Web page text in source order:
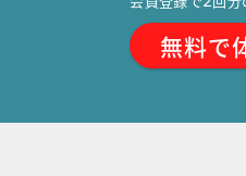
無料で